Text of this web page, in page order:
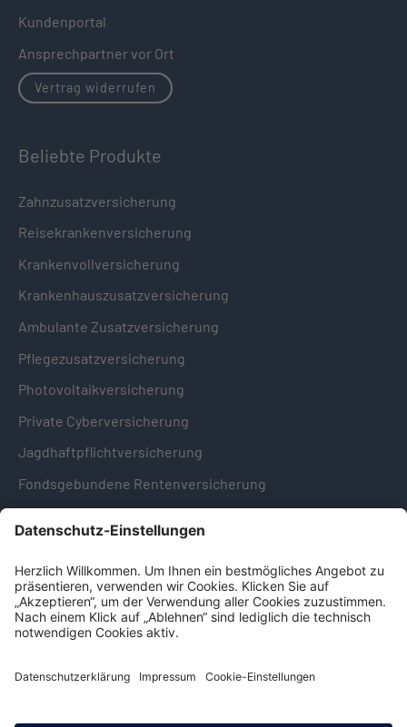
Kundenportal
Ansprechpartner vor Ort
Vertrag widerrufen
Beliebte Produkte
Zahnzusatzversicherung
Reisekrankenversicherung
Krankenvollversicherung
Krankenhauszusatzversicherung
Ambulante Zusatzversicherung
Pflegezusatzversicherung
Photovoltaikversicherung
Private Cyberversicherung
Jagdhaftpflichtversicherung
Fondsgebundene Rentenversicherung
Hinweise & Informationen
Impressum
Datenschutz
Hinweisgebersystem -